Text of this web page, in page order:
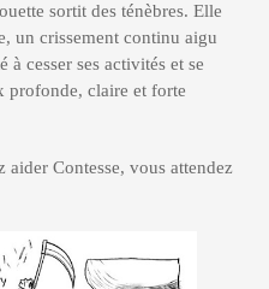
sortit des ténèbres. Elle
un crissement continu aigu
cesser ses activités et se
profonde, claire et forte
aider Contesse, vous attendez